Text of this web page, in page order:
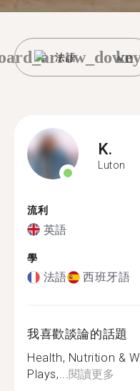
法語
K.
Luton
流利
英語
學
法語 西班牙語
我喜歡談論的話題
Health, Nutrition &
Plays,...閱讀更多